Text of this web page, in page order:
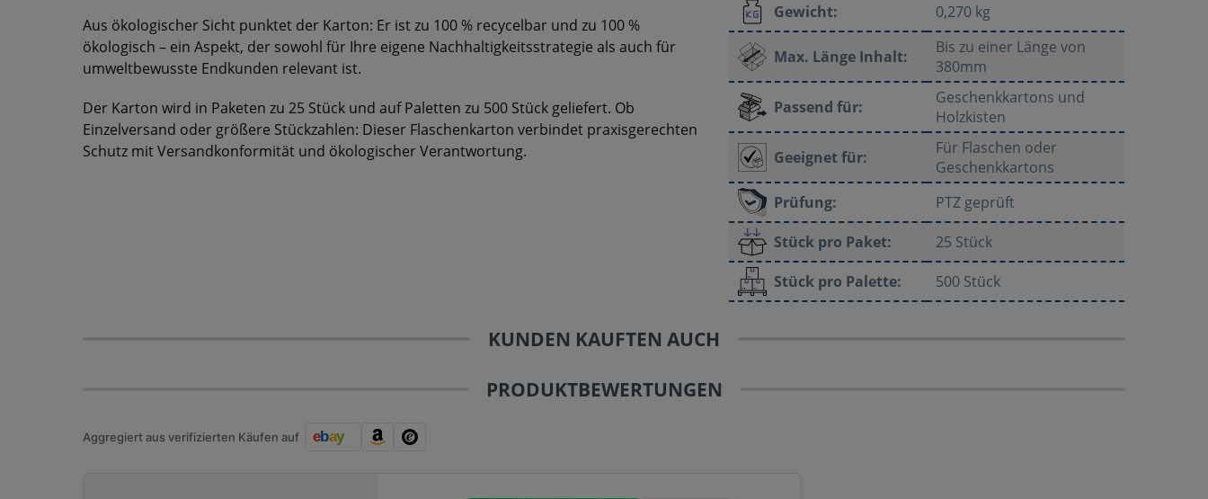
Aus ökologischer Sicht punktet der Karton: Er ist zu 100 % recycelbar und zu 100 %
ökologisch – ein Aspekt, der sowohl für Ihre eigene Nachhaltigkeitsstrategie als auch für
umweltbewusste Endkunden relevant ist.
Der Karton wird in Paketen zu 25 Stück und auf Paletten zu 500 Stück geliefert. Ob
Einzelversand oder größere Stückzahlen: Dieser Flaschenkarton verbindet praxisgerechten
Schutz mit Versandkonformität und ökologischer Verantwortung.
Gewicht:
0,270 kg
Max. Länge Inhalt:
Bis zu einer Länge von
380mm
Passend für:
Geschenkkartons und
Holzkisten
Geeignet für:
Für Flaschen oder
Geschenkkartons
Prüfung:
PTZ geprüft
Stück pro Paket:
25 Stück
Stück pro Palette:
500 Stück
KUNDEN KAUFTEN AUCH
PRODUKTBEWERTUNGEN
Aggregiert aus verifizierten Käufen auf